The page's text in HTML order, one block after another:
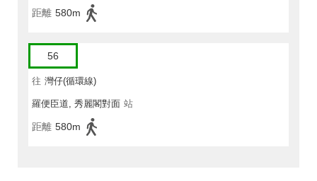
距離 580m
56
往 灣仔(循環線)
羅便臣道, 秀麗閣對面 站
距離 580m